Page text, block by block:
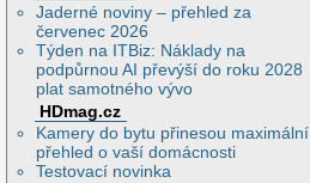
Jaderné noviny – přehled za
červenec 2026
Týden na ITBiz: Náklady na
podpůrnou AI převýší do roku 2028
plat samotného vývo
HDmag.cz
Kamery do bytu přinesou maximální
přehled o vaší domácnosti
Testovací novinka